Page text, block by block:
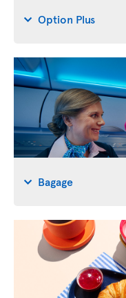
Option Plus
Bagage